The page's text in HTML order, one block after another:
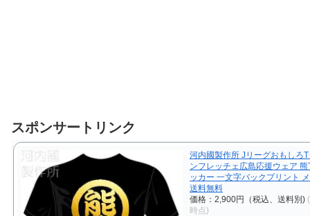
スポンサートリンク
河内國製作所 Jリーグおもしろ
ンフレッチェ広島応援ウェア
ッカー 一文字バックプリント
送料無料
価格：2,900円（税込、送料別)
時点)